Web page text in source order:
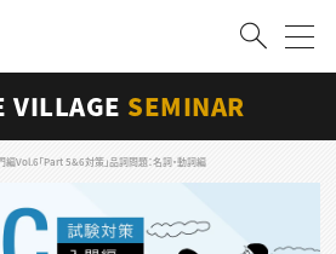
会員登録
VILLAGE SEMINAR
編Vol.6「Part 5&6対策」品詞問題：名詞・動詞編